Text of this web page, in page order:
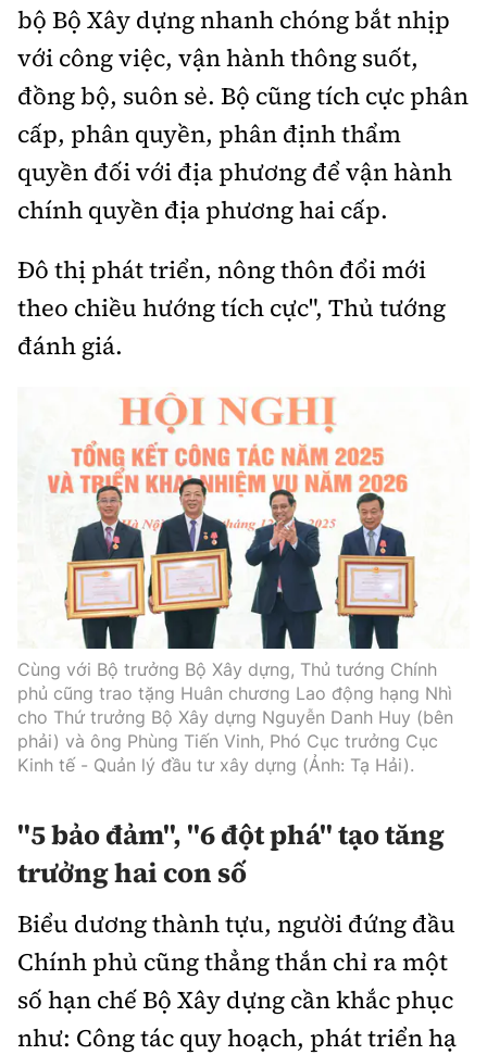
bộ Bộ Xây dựng nhanh chóng bắt nhịp
với công việc, vận hành thông suốt,
đồng bộ, suôn sẻ. Bộ cũng tích cực phân
cấp, phân quyền, phân định thẩm
quyền đối với địa phương để vận hành
chính quyền địa phương hai cấp.
Đô thị phát triển, nông thôn đổi mới
theo chiều hướng tích cực", Thủ tướng
đánh giá.
Cùng với Bộ trưởng Bộ Xây dựng, Thủ tướng Chính
phủ cũng trao tặng Huân chương Lao động hạng Nhì
cho Thứ trưởng Bộ Xây dựng Nguyễn Danh Huy (bên
phải) và ông Phùng Tiến Vinh, Phó Cục trưởng Cục
Kinh tế - Quản lý đầu tư xây dựng (Ảnh: Tạ Hải).
"5 bảo đảm", "6 đột phá" tạo tăng
trưởng hai con số
Biểu dương thành tựu, người đứng đầu
Chính phủ cũng thẳng thắn chỉ ra một
số hạn chế Bộ Xây dựng cần khắc phục
như: Công tác quy hoạch, phát triển hạ